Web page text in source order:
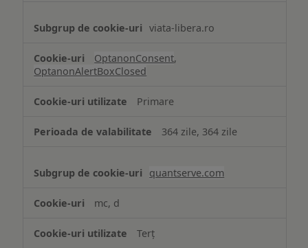
viata-libera.ro
OptanonConsent,
OptanonAlertBoxClosed
Primare
364 zile, 364 zile
quantserve.com
mc, d
Terț